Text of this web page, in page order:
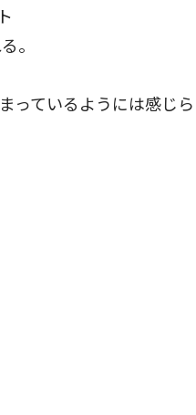
。
っているようには感じら